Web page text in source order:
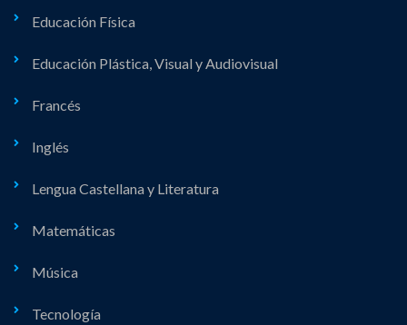
Educación Física
Educación Plástica, Visual y Audiovisual
Francés
Inglés
Lengua Castellana y Literatura
Matemáticas
Música
Tecnología